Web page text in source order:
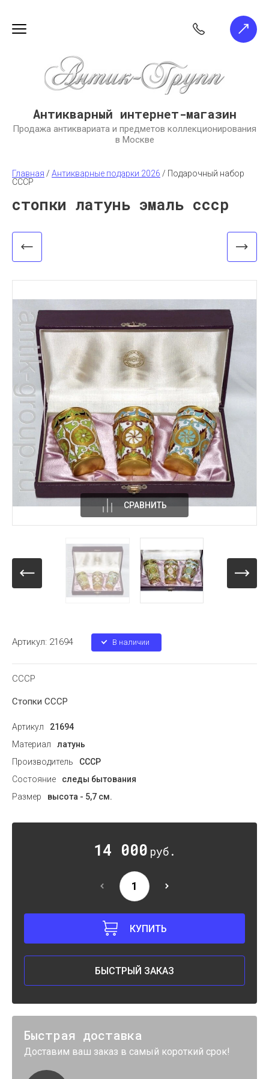
Антикварный интернет-магазин
Продажа антиквариата и предметов коллекционирования
в Москве
Главная / Антикварные подарки 2026 / Подарочный набор
СССР
стопки латунь эмаль ссср
СРАВНИТЬ
Артикул: 21694 В наличии
СССР
Стопки СССР
Артикул
21694
Материал
латунь
Производитель
СССР
Состояние
следы бытования
Размер
высота - 5,7 см.
14 000 руб.
КУПИТЬ
БЫСТРЫЙ ЗАКАЗ
Быстрая доставка
Доставим ваш заказ в самый короткий срок!